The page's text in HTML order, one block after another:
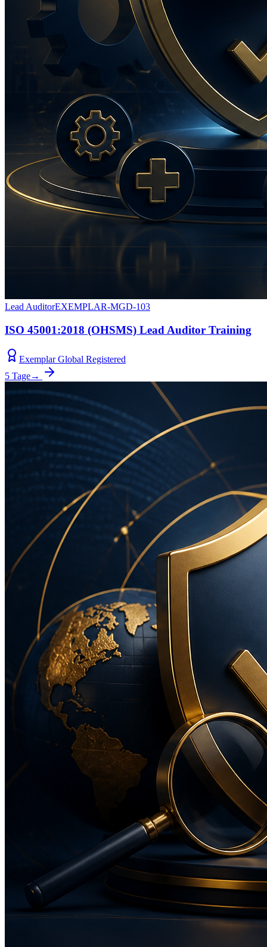
Lead AuditorEXEMPLAR-MGD-103
ISO 45001:2018 (OHSMS) Lead Auditor Training
Exemplar Global Registered
5 Tage→